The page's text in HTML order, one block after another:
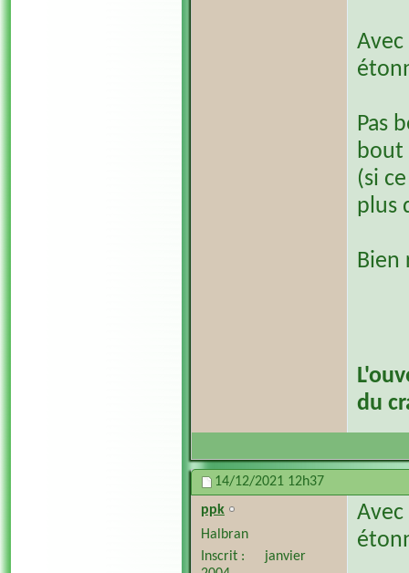
Pas
bout
(si
plus
Bien
du
14/12/2021 12h37
ppk
Halbran
Inscrit
janvier